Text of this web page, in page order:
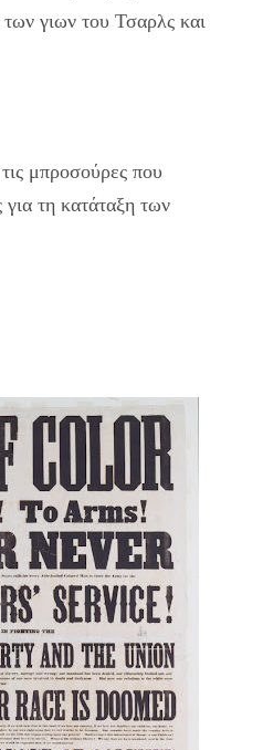
γιων του Τσαρλς και
μπροσούρες που
τη κατάταξη των